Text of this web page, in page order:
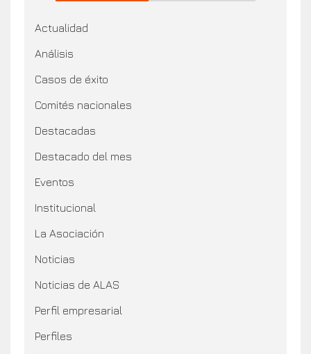
Actualidad
Análisis
Casos de éxito
Comités nacionales
Destacadas
Destacado del mes
Eventos
Institucional
La Asociación
Noticias
Noticias de ALAS
Perfil empresarial
Perfiles